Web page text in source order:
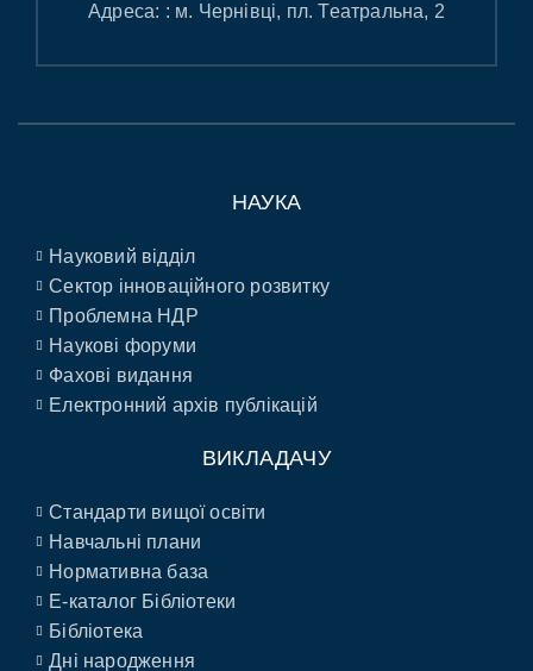
Адреса: : м. Чернівці, пл. Театральна, 2
НАУКА
Науковий відділ
Сектор інноваційного розвитку
Проблемна НДР
Наукові форуми
Фахові видання
Електронний архів публікацій
ВИКЛАДАЧУ
Стандарти вищої освіти
Навчальні плани
Нормативна база
E-каталог Бібліотеки
Бібліотека
Дні народження